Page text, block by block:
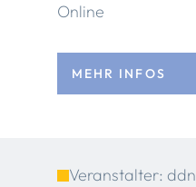
Online
MEHR INFOS
Veranstalter: ddn